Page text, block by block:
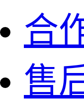
合
售